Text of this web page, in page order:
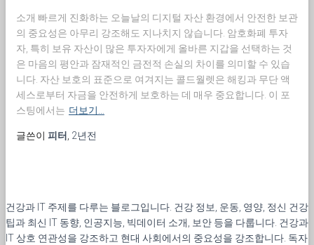
소개 빠르게 진화하는 오늘날의 디지털 자산 환경에서 안전한 보관
의 중요성은 아무리 강조해도 지나치지 않습니다. 암호화폐 투자
자, 특히 보유 자산이 많은 투자자에게 올바른 지갑을 선택하는 것
은 마음의 평안과 잠재적인 금전적 손실의 차이를 의미할 수 있습
니다. 자산 보호의 표준으로 여겨지는 콜드월렛은 해킹과 무단 액
세스로부터 자금을 안전하게 보호하는 데 매우 중요합니다. 이 포
스팅에서는 더보기…
글쓴이 피터 , 2년전
건강과 IT 주제를 다루는 블로그입니다. 건강 정보, 운동, 영양, 정신 건강
팁과 최신 IT 동향, 인공지능, 빅데이터 소개, 보안 등을 다룹니다. 건강과
IT 상호 연관성을 강조하고 현대 사회에서의 중요성을 강조합니다. 독자